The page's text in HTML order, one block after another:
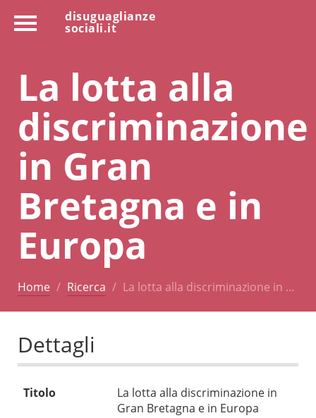
disuguaglianze
sociali.it
La lotta alla
discriminazione
in Gran
Bretagna e in
Europa
Home Ricerca La lotta alla discriminazione in …
Dettagli
Titolo
La lotta alla discriminazione in
Gran Bretagna e in Europa